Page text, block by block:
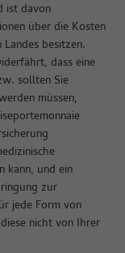
ist davon
über die Kosten
besitzen.
dass eine
sollten Sie
müssen,
kann, und ein
zur
jede Form von
nicht von Ihrer